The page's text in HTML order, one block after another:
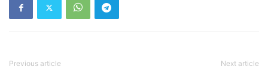
Previous article Next article